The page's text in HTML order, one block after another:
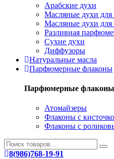
Арабские духи
Масляные духи
Масляные духи
Разливная
Сухие духи
Диффузоры
Натуральные масла
Парфюмерные флаконы
Парфюмерные флаконы
Атомайзеры
Флаконы с
Флаконы с
8(986)768-19-91